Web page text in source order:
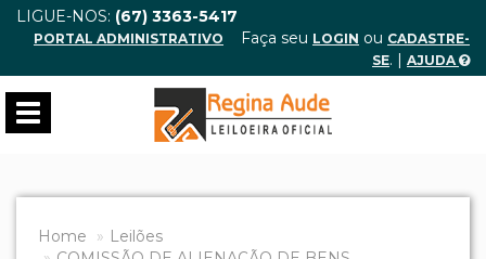
LIGUE-NOS: (67) 3363-5417
PORTAL ADMINISTRATIVO Faça seu LOGIN ou CADASTRE-
SE. | AJUDA
Toggle
navigation
Home
Leilões